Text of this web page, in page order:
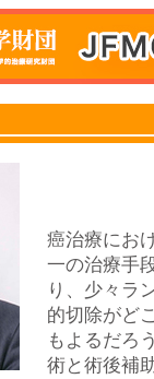
癌治療にお
一の治療手
り、少々ラ
的切除がど
もよるだろ
術と術後補